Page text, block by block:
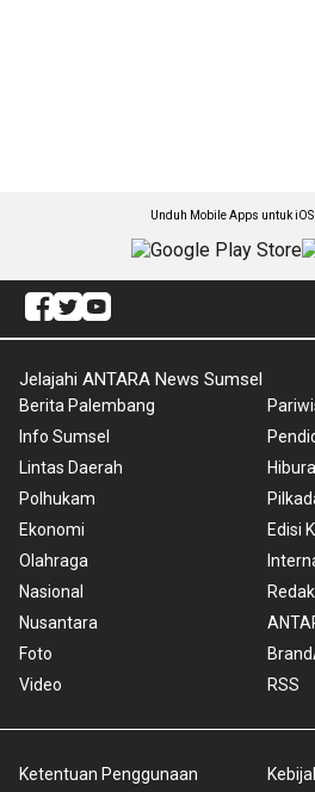
Unduh Mobile Apps untuk
Jelajahi ANTARA News Sumsel
Berita Palembang
Info Sumsel
Lintas Daerah
Polhukam
Ekonomi
Olahraga
Nasional
Nusantara
Foto
Video
Edisi
RSS
Ketentuan Penggunaan